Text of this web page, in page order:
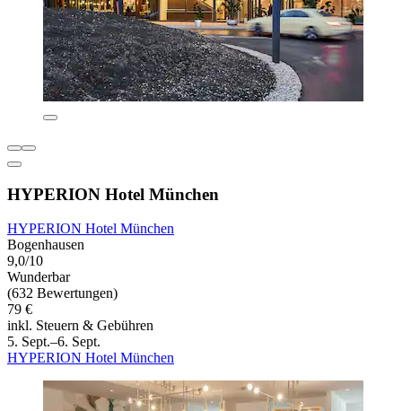
HYPERION Hotel München
HYPERION Hotel München
Bogenhausen
9,0/10
Wunderbar
(632 Bewertungen)
79 €
inkl. Steuern & Gebühren
5. Sept.–6. Sept.
HYPERION Hotel München